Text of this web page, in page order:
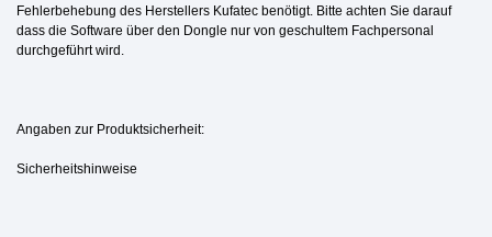
Fehlerbehebung des Herstellers Kufatec benötigt. Bitte achten Sie darauf
dass die Software über den Dongle nur von geschultem Fachpersonal
durchgeführt wird.
Angaben zur Produktsicherheit:
Sicherheitshinweise